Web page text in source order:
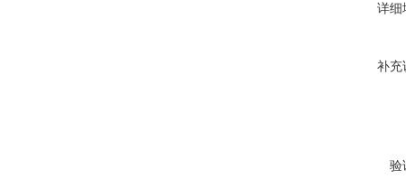
详细
补充
验